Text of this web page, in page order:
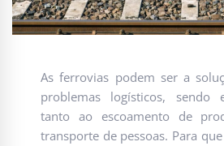
As ferrovias podem ser a
problemas logísticos, sendo
tanto ao escoamento de
transporte de pessoas. Para